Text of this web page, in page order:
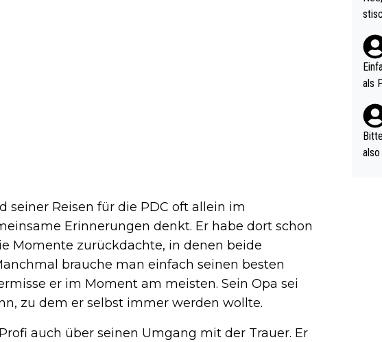
seiner Reisen für die PDC oft allein im
Erinnerungen denkt. Er habe dort schon
Momente zurückdachte, in denen beide
brauche man einfach seinen besten
er im Moment am meisten. Sein Opa sei
zu dem er selbst immer werden wollte.
auch über seinen Umgang mit der Trauer. Er
(in
als
nes
ttler
vV
als